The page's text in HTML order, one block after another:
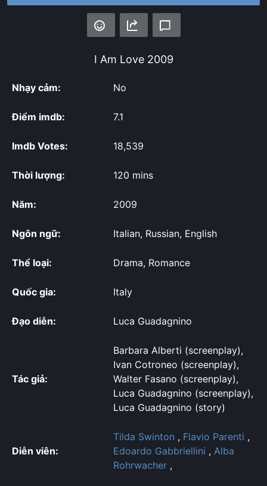
I Am Love2009
Nhạy cảm: No
Điểm imdb: 7.1
Imdb Votes: 18,539
Thời lượng: 120 mins
Năm: 2009
Ngôn ngữ: Italian, Russian, English
Thể loại: Drama, Romance
Quốc gia: Italy
Đạo diễn: Luca Guadagnino
Tác giả:
Barbara Alberti (screenplay),
Ivan Cotroneo (screenplay),
Walter Fasano (screenplay),
Luca Guadagnino (screenplay),
Luca Guadagnino (story)
Diễn viên:
Tilda Swinton , Flavio Parenti ,
Edoardo Gabbriellini , Alba
Rohrwacher ,